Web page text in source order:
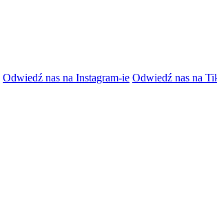
Odwiedź nas na Instagram-ie Odwiedź nas na